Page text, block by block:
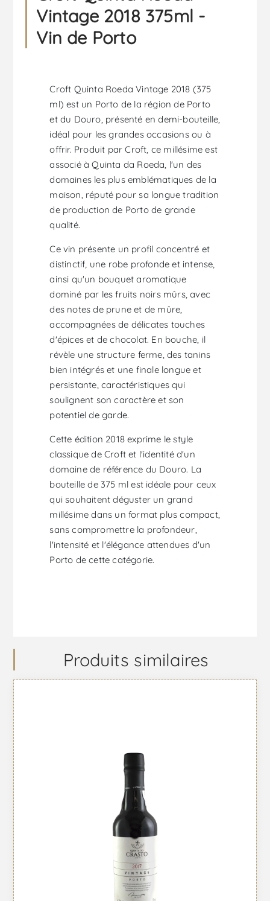
Vintage 2018 375ml -
Vin de Porto
Croft Quinta Roeda Vintage 2018 (375
ml) est un Porto de la région de Porto
et du Douro, présenté en demi-bouteille,
idéal pour les grandes occasions ou à
offrir. Produit par Croft, ce millésime est
associé à Quinta da Roeda, l'un des
domaines les plus emblématiques de la
maison, réputé pour sa longue tradition
de production de Porto de grande
qualité.
Ce vin présente un profil concentré et
distinctif, une robe profonde et intense,
ainsi qu'un bouquet aromatique
dominé par les fruits noirs mûrs, avec
des notes de prune et de mûre,
accompagnées de délicates touches
d'épices et de chocolat. En bouche, il
révèle une structure ferme, des tanins
bien intégrés et une finale longue et
persistante, caractéristiques qui
soulignent son caractère et son
potentiel de garde.
Cette édition 2018 exprime le style
classique de Croft et l'identité d'un
domaine de référence du Douro. La
bouteille de 375 ml est idéale pour ceux
qui souhaitent déguster un grand
millésime dans un format plus compact,
sans compromettre la profondeur,
l'intensité et l'élégance attendues d'un
Porto de cette catégorie.
Produits similaires